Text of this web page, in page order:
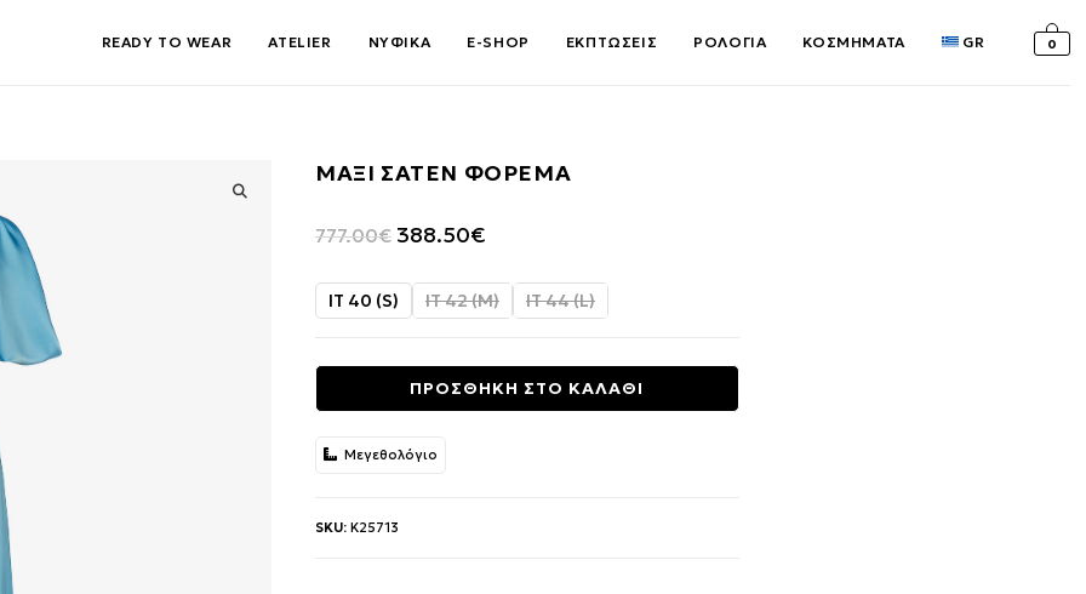
READY TO WEAR ATELIER ΝΥΦΙΚΑ E-SHOP ΕΚΠΤΩΣΕΙΣ ΡΟΛΟΓΙΑ ΚΟΣΜΗΜΑΤΑ GR 0
ΜΑΞΙ ΣΑΤΕΝ ΦΟΡΕΜΑ
777.00€ Original
was:
388.50€Η
τιμή
388.50€.
IT 40 (S) IT 42 (M) IT 44 (L)
ΠΡΟΣΘΗΚΗ ΣΤΟ ΚΑΛΑΘΙ
Μεγεθολόγιο
SKU: K25713